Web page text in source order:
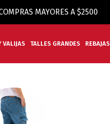
MAYORES A $2500
VALIJAS TALLES GRANDES REBAJAS